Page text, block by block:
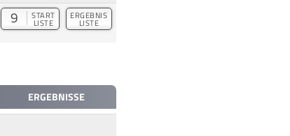
9 START
LISTE
ERGEBNIS
LISTE
ERGEBNISSE